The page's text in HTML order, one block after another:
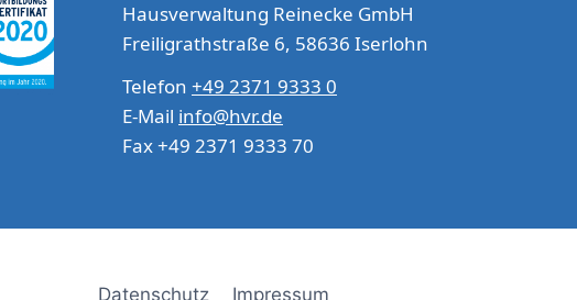
Hausverwaltung Reinecke GmbH
Freiligrathstraße 6, 58636 Iserlohn
Telefon +49 2371 9333 0
E-Mail info@hvr.de
Fax +49 2371 9333 70
Datenschutz Impressum